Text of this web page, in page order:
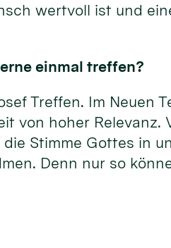
wertvoll ist und
einmal treffen?
Treffen. Im Neuen
von hoher
Stimme Gottes in
Denn nur so